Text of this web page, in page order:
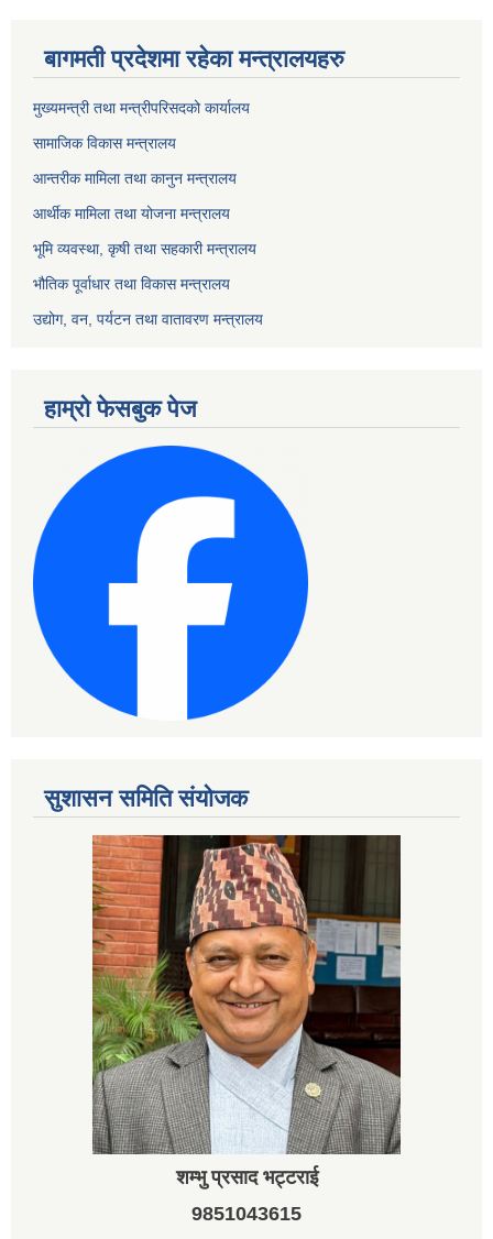
बागमती प्रदेशमा रहेका मन्त्रालयहरु
मुख्यमन्त्री तथा मन्त्रीपरिसदको कार्यालय
सामाजिक विकास मन्त्रालय
आन्तरीक मामिला तथा कानुन मन्त्रालय
आर्थीक मामिला तथा योजना मन्त्रालय
भूमि व्यवस्था, कृषी तथा सहकारी मन्त्रालय
भौतिक पूर्वाधार तथा विकास मन्त्रालय
उद्योग, वन, पर्यटन तथा वातावरण मन्त्रालय
हाम्रो फेसबुक पेज
सुशासन समिति संयोजक
शम्भु प्रसाद भट्टराई
9851043615